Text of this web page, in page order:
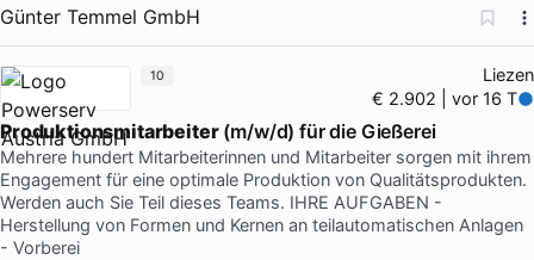
Günter Temmel GmbH
Liezen
€ 2.902 | vor 16 T
Produktionsmitarbeiter(m/w/d) für die Gießerei
Mehrere hundert Mitarbeiterinnen und Mitarbeiter sorgen mit ihrem
Engagement für eine optimale Produktion von Qualitätsprodukten.
Werden auch Sie Teil dieses Teams. IHRE AUFGABEN -
Herstellung von Formen und Kernen an teilautomatischen Anlagen
- Vorberei
10